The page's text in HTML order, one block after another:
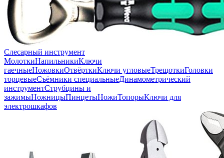
Слесарный инструмент
МолоткиНапильникиКлючи
гаечныеНожовкиОтвёрткиКлючи угловыеТрещоткиГоловки
торцевыеСъёмники специальныеДинамометрический
инструментСтрубцины и
зажимыНожницыПинцетыНожиТопорыКлючи для
электрошкафов